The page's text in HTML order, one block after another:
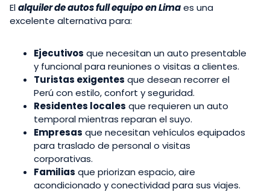
Elalquiler de autos full equipo en Limaes una
excelente alternativa para:
Ejecutivos que necesitan un auto presentable
y funcional para reuniones o visitas a clientes.
Turistas exigentes que desean recorrer el
Perú con estilo, confort y seguridad.
Residentes locales que requieren un auto
temporal mientras reparan el suyo.
Empresas que necesitan vehículos equipados
para traslado de personal o visitas
corporativas.
Familias que priorizan espacio, aire
acondicionado y conectividad para sus viajes.